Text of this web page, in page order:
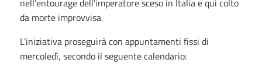
da morte improvvisa.
L’iniziativa proseguirà con appuntamenti fissi di
mercoledì, secondo il seguente calendario: